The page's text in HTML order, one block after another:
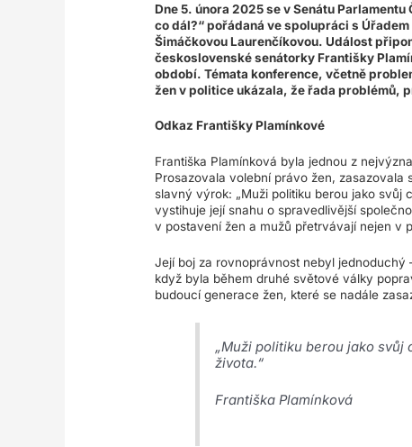
Dne 5. února 2025 se v Senátu
co dál?“ pořádaná ve spolupráci s
Šimáčkovou Laurenčíkovou. Událost
československé senátorky Františky
období. Témata konference, včetně
žen v politice ukázala, že řada problémů,
Odkaz Františky Plamínkové
Františka Plamínková byla jednou z
Prosazovala volební právo žen,
slavný výrok: „Muži politiku berou jako svůj
vystihuje její snahu o spravedlivější
v postavení žen a mužů přetrvávají nejen v
Její boj za rovnoprávnost nebyl jednoduchý
když byla během druhé světové války
budoucí generace žen, které se nadále
„Muži politiku berou jako svůj
života.“
Františka Plamínková